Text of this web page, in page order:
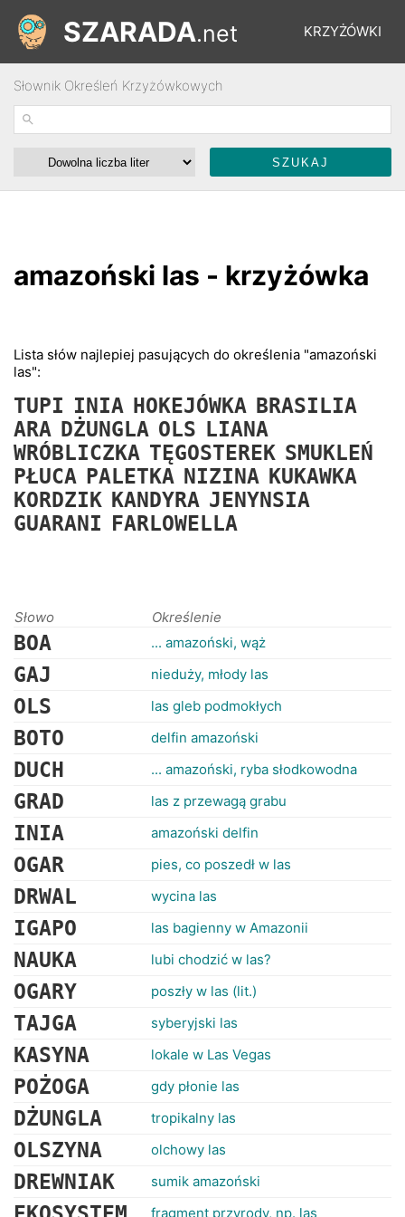
KRZYŻÓWKI
ŁAMIGŁÓWKI
SŁOWNIK
FORUM
RANKINGI
SZARADA.net
Słownik Określeń Krzyżówkowych
amazoński las - krzyżówka
Lista słów najlepiej pasujących do określenia "amazoński
las":
TUPI INIA HOKEJÓWKA BRASILIA
ARA DŻUNGLA OLS LIANA
WRÓBLICZKA TĘGOSTEREK SMUKLEŃ
PŁUCA PALETKA NIZINA KUKAWKA
KORDZIK KANDYRA JENYNSIA
GUARANI FARLOWELLA
Słowo Określenie
BOA ... amazoński, wąż
GAJ nieduży, młody las
OLS las gleb podmokłych
BOTO delfin amazoński
DUCH ... amazoński, ryba słodkowodna
GRAD las z przewagą grabu
INIA amazoński delfin
OGAR pies, co poszedł w las
DRWAL wycina las
IGAPO las bagienny w Amazonii
NAUKA lubi chodzić w las?
OGARY poszły w las (lit.)
TAJGA syberyjski las
KASYNA lokale w Las Vegas
POŻOGA gdy płonie las
DŻUNGLA tropikalny las
OLSZYNA olchowy las
DREWNIAK sumik amazoński
fragment przyrody, np. las